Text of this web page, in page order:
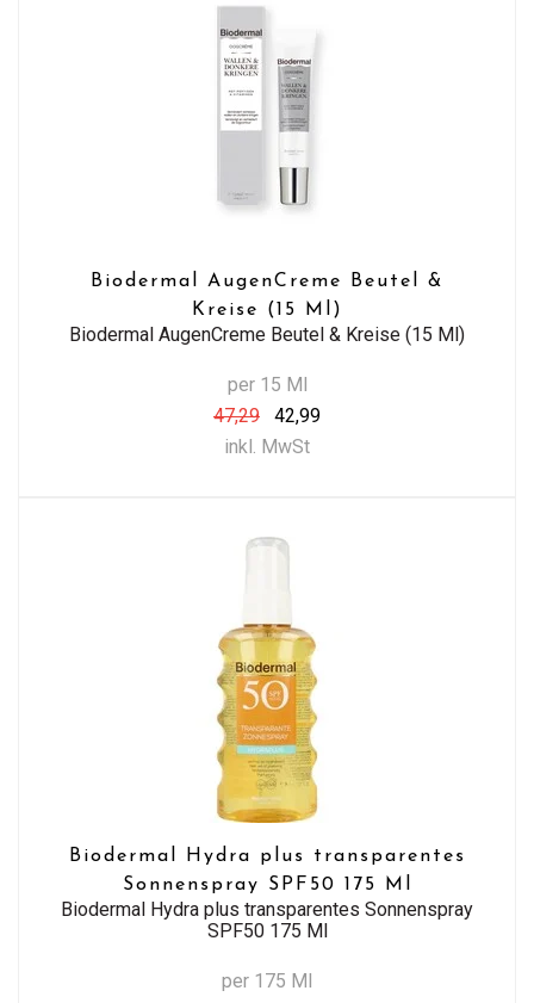
Biodermal AugenCreme Beutel &
Kreise (15 Ml)
Biodermal AugenCreme Beutel & Kreise (15 Ml)
per 15 Ml
47,29
42,99
inkl. MwSt
Biodermal Hydra plus transparentes
Sonnenspray SPF50 175 Ml
Biodermal Hydra plus transparentes Sonnenspray
SPF50 175 Ml
per 175 Ml